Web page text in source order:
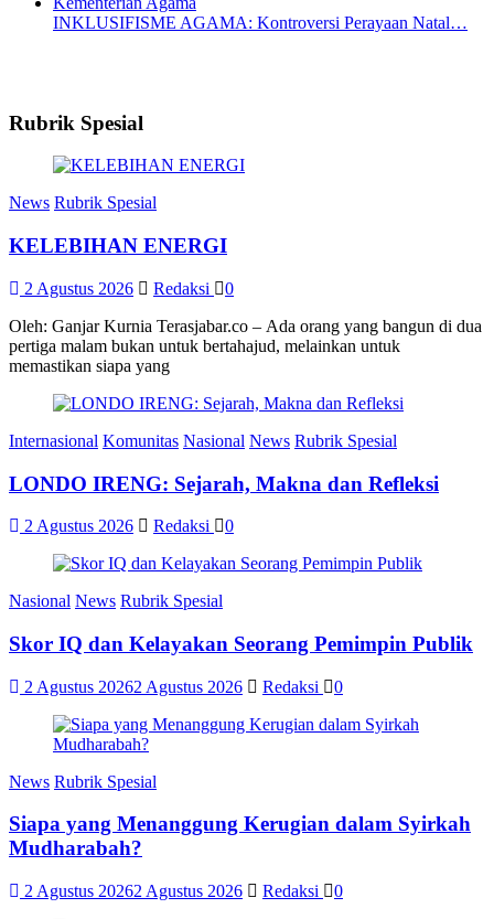
INKLUSIFISME AGAMA: Kontroversi Perayaan Natal…
Rubrik Spesial
News Rubrik Spesial
KELEBIHAN ENERGI
2 Agustus 2026 Redaksi
0
Oleh: Ganjar Kurnia Terasjabar.co – Ada orang yang bangun di dua
pertiga malam bukan untuk bertahajud, melainkan untuk
memastikan siapa yang
Internasional Komunitas Nasional News Rubrik Spesial
LONDO IRENG: Sejarah, Makna dan Refleksi
2 Agustus 2026 Redaksi 0
Nasional News Rubrik Spesial
Skor IQ dan Kelayakan Seorang Pemimpin Publik
2 Agustus 20262 Agustus 2026 Redaksi 0
News Rubrik Spesial
Siapa yang Menanggung Kerugian dalam Syirkah
Mudharabah?
2 Agustus 20262 Agustus 2026 Redaksi 0